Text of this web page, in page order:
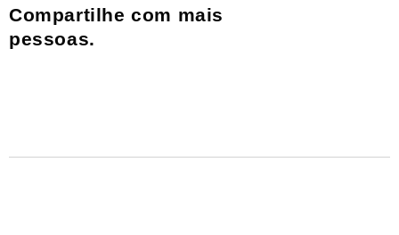
Compartilhe com mais
pessoas.